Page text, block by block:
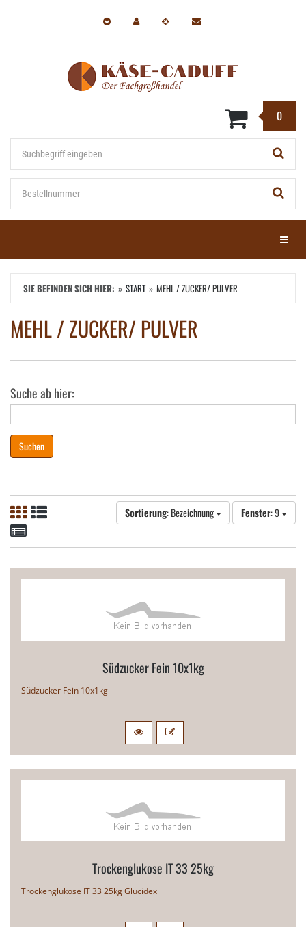
0
Menü
SIE BEFINDEN SICH HIER: START MEHL / ZUCKER/ PULVER
MEHL / ZUCKER/ PULVER
Suche ab hier:
Suchen
Sortierung: Bezeichnung Fenster: 9
Südzucker Fein 10x1kg
Südzucker Fein 10x1kg
Trockenglukose IT 33 25kg
Trockenglukose IT 33 25kg Glucidex